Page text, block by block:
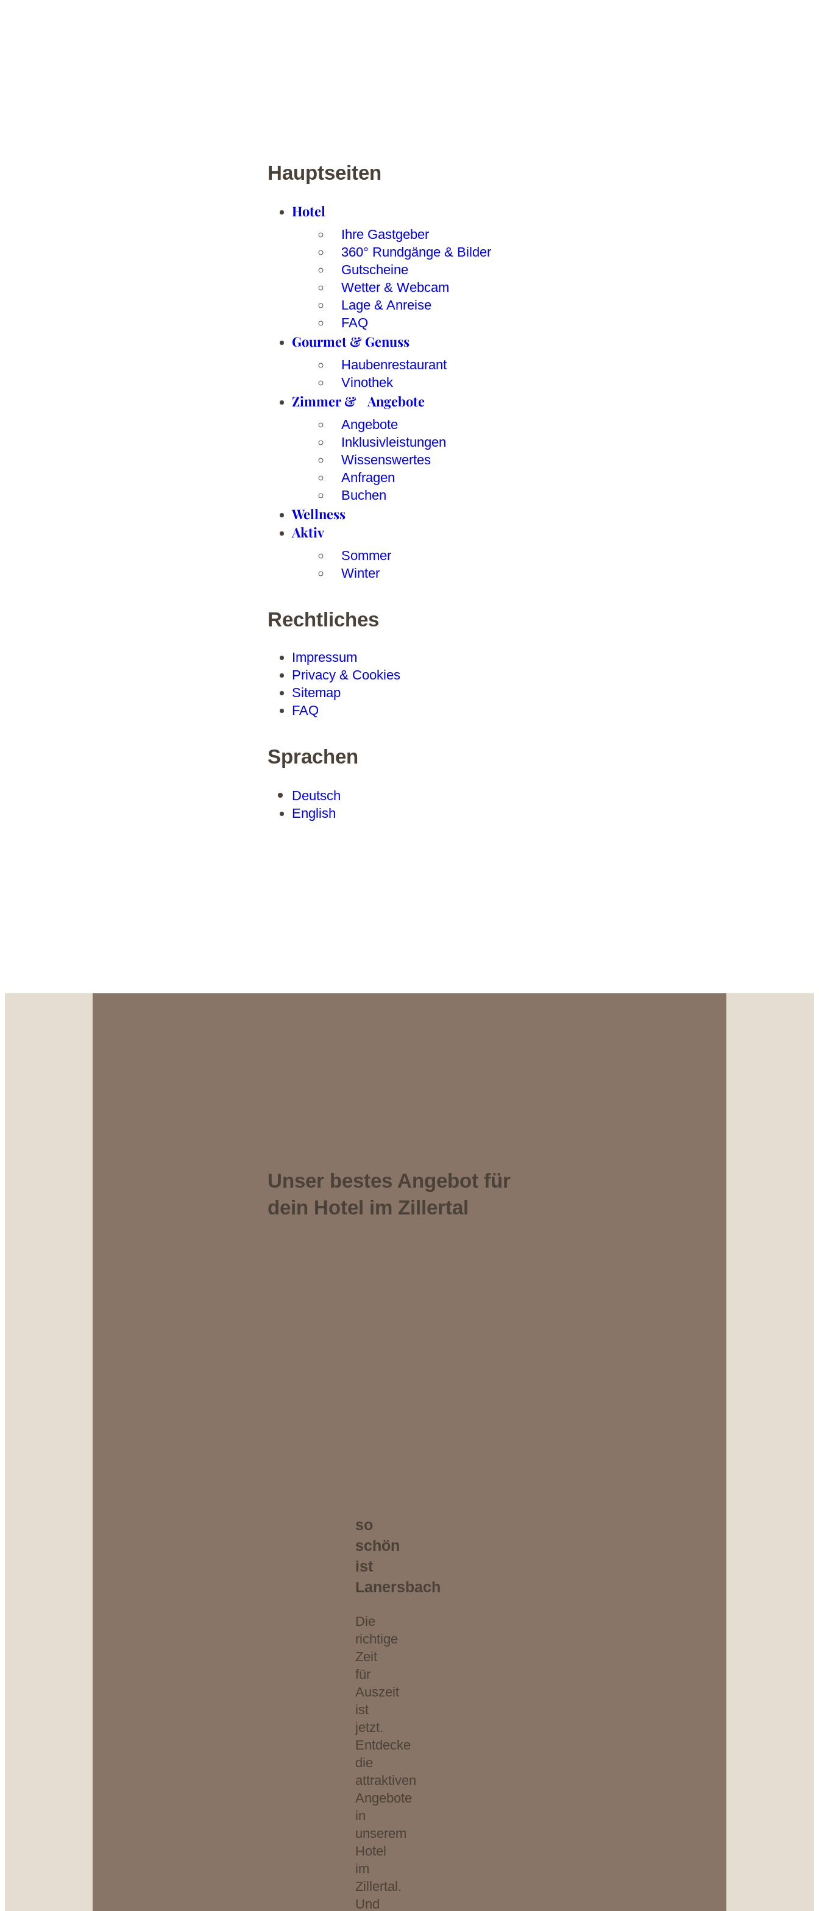
Hauptseiten
Hotel
Ihre Gastgeber
360° Rundgänge & Bilder
Gutscheine
Wetter & Webcam
Lage & Anreise
FAQ
Gourmet & Genuss
Haubenrestaurant
Vinothek
Zimmer & Angebote
Angebote
Inklusivleistungen
Wissenswertes
Anfragen
Buchen
Wellness
Aktiv
Sommer
Winter
Rechtliches
Impressum
Privacy & Cookies
Sitemap
FAQ
Sprachen
Deutsch
English
Unser bestes Angebot für
dein Hotel im Zillertal
so
schön
ist
Lanersbach
Die
richtige
Zeit
für
Auszeit
ist
jetzt.
Entdecke
die
attraktiven
Angebote
in
unserem
Hotel
im
Zillertal.
Und